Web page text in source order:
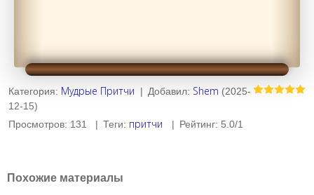
Категория: Мудрые Притчи | Добавил: Shem (2025-
12-15)
Просмотров: 131 | Теги: притчи | Рейтинг: 5.0/1
Похожие материалы